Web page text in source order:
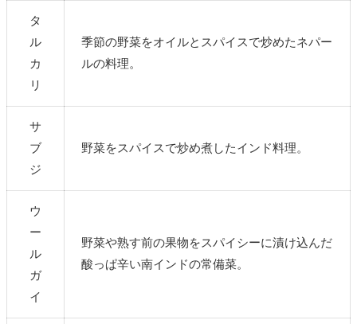
タ
ル
カ
リ
季節の野菜をオイルとスパイスで炒めたネパー
ルの料理。
サ
ブ
ジ
野菜をスパイスで炒め煮したインド料理。
ウ
ー
ル
ガ
イ
野菜や熟す前の果物をスパイシーに漬け込んだ
酸っぱ辛い南インドの常備菜。